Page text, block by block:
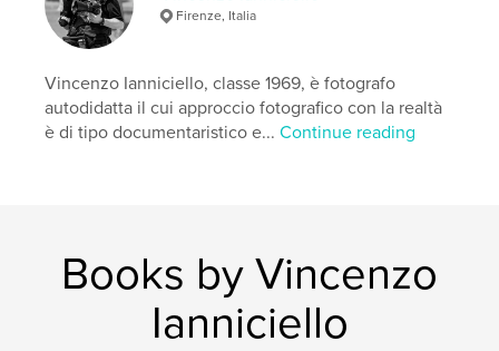
madrid , spagna , fotografia
Firenze, Italia
Vincenzo Ianniciello, classe 1969, è fotografo
autodidatta il cui approccio fotografico con la realtà
è di tipo documentaristico e...Continue reading
Books by Vincenzo
Ianniciello